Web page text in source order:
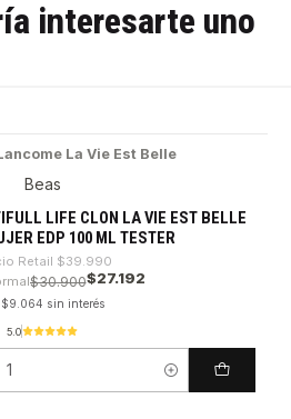
interesarte uno
La Vie Est Belle
Beas
LIFE CLON LA VIE EST BELLE
EDP 100 ML TESTER
Retail $39.990
$30.900$27.192
sin interés
5.0